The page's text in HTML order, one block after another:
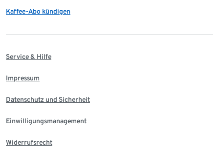
Kaffee-Abo kündigen
Service & Hilfe
Impressum
Datenschutz und Sicherheit
Einwilligungsmanagement
Widerrufsrecht